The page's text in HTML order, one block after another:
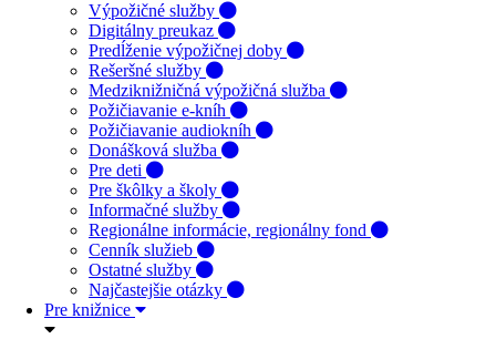
Výpožičné služby
Digitálny preukaz
Predĺženie výpožičnej doby
Rešeršné služby
Medziknižničná výpožičná služba
Požičiavanie e-kníh
Požičiavanie audiokníh
Donášková služba
Pre deti
Pre škôlky a školy
Informačné služby
Regionálne informácie, regionálny fond
Cenník služieb
Ostatné služby
Najčastejšie otázky
Pre knižnice